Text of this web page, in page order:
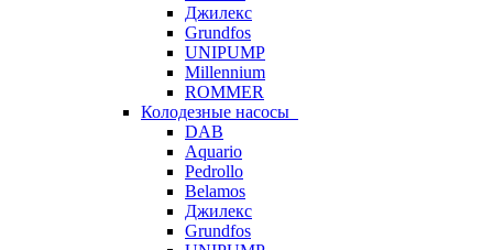
Джилекс
Grundfos
UNIPUMP
Millennium
ROMMER
Колодезные насосы
DAB
Aquario
Pedrollo
Belamos
Джилекс
Grundfos